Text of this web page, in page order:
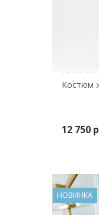
Костюм
12 750
НОВИНКА